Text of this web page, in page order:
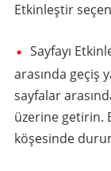
Etkinleştir
Sayfayı
arasında geçiş
sayfalar
üzerine getirin.
köşesinde